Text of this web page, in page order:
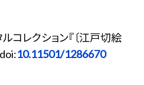
コレクション『〔江戸切絵
10.11501/1286670